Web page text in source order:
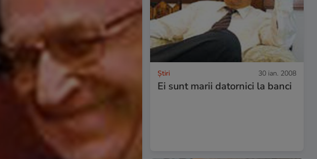
Ştiri 30 ian. 2008
Ei sunt marii datornici la banci